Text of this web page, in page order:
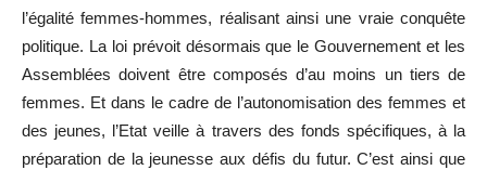
l’égalité femmes-hommes, réalisant ainsi une vraie conquête
politique. La loi prévoit désormais que le Gouvernement et les
Assemblées doivent être composés d’au moins un tiers de
femmes. Et dans le cadre de l’autonomisation des femmes et
des jeunes, l’Etat veille à travers des fonds spécifiques, à la
préparation de la jeunesse aux défis du futur. C’est ainsi que